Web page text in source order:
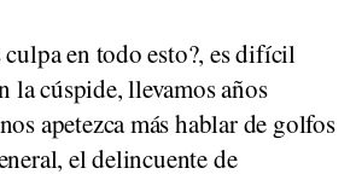
culpa en todo esto?, es difícil
la cúspide, llevamos años
apetezca más hablar de golfos
el delincuente de